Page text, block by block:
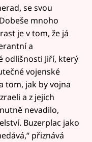
se svou
mnoho
je v tom, že já
a
odlišnosti Jiří, který
vojenské
tom, jak by vojna
a z jejich
nevadilo,
Buzerplac jako
přiznává